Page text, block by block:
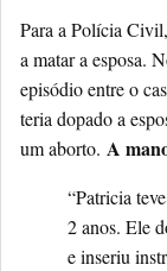
Para a Polícia Civil,
a matar a esposa.
episódio entre o
teria dopado a
um aborto. A
“Patricia
2 anos. Ele
e inseriu